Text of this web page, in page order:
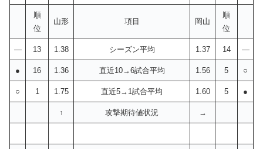
順
位
山形 項目 岡山
順
位
— 13 1.38 シーズン平均 1.37 14 —
● 16 1.36 直近10→6試合平均 1.56 5 ○
○ 1 1.75 直近5→1試合平均 1.60 5 ●
↑ 攻撃期待値状況 →